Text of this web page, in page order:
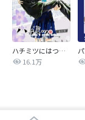
ハチミツにはつこい
16.1万